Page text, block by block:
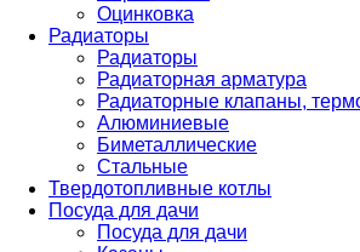
Оцинковка
Радиаторы
Радиаторы
Радиаторная арматура
Радиаторные клапаны,
Алюминиевые
Биметаллические
Стальные
Твердотопливные котлы
Посуда для дачи
Посуда для дачи